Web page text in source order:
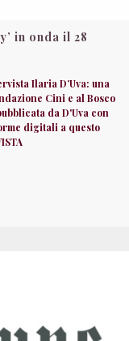
in onda il 28
Ilaria D’Uva: una
Cini e al Bosco
da D'Uva con
digitali a questo